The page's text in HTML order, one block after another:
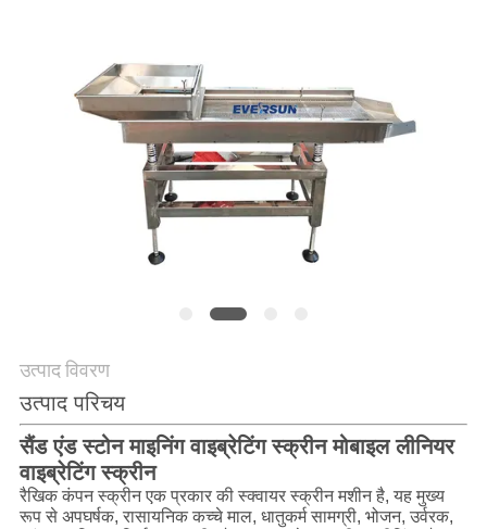
अनुरोध
उत्पाद विवरण
उत्पाद परिचय
सैंड एंड स्टोन माइनिंग वाइब्रेटिंग स्क्रीन मोबाइल लीनियर
वाइब्रेटिंग स्क्रीन
रैखिक कंपन स्क्रीन एक प्रकार की स्क्वायर स्क्रीन मशीन है, यह मुख्य
रूप से अपघर्षक, रासायनिक कच्चे माल, धातुकर्म सामग्री, भोजन, उर्वरक,